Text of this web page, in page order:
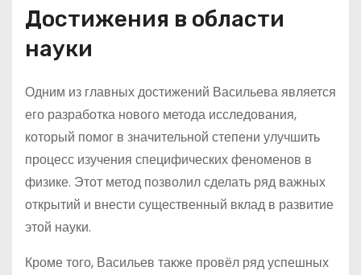
Достижения в области
науки
Одним из главных достижений Васильева является
его разработка нового метода исследования,
который помог в значительной степени улучшить
процесс изучения специфических феноменов в
физике. Этот метод позволил сделать ряд важных
открытий и внести существенный вклад в развитие
этой науки.
Кроме того, Васильев также провёл ряд успешных